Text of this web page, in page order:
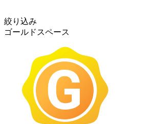
絞り込み
ゴールドスペース